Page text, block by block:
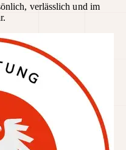
verlässlich und im